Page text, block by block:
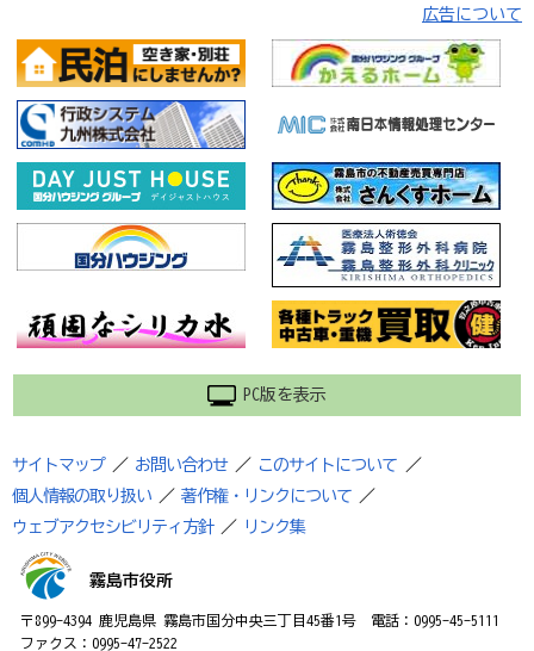
広告について
PC版を表示
サイトマップ ／ お問い合わせ ／ このサイトについて
／
個人情報の取り扱い ／ 著作権・リンクについて ／
ウェブアクセシビリティ方針 ／ リンク集
霧島市役所
〒899-4394 鹿児島県 霧島市国分中央三丁目45番1号 電話：0995-45-5111
ファクス：0995-47-2522